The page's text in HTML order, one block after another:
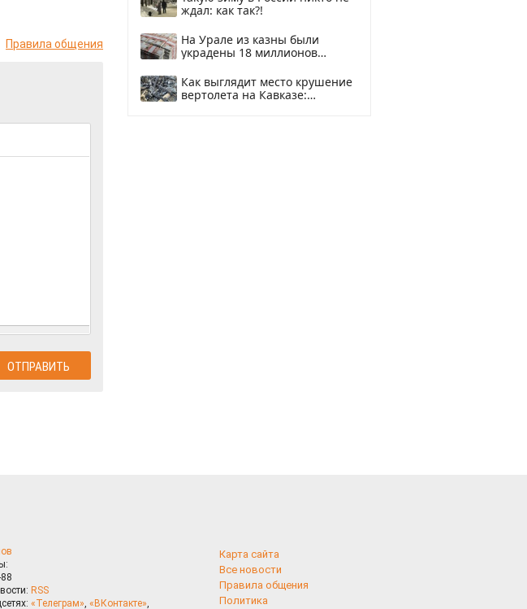
Правила общения
ждал: как так?!
На Урале из казны были
украдены 18 миллионов
Как выглядит место крушение
вертолета на Кавказе:
RSS
«Телеграм», «ВКонтакте»,
Карта сайта
Все новости
Правила общения
Политика